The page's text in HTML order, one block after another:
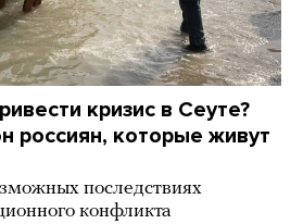
кризис в Сеуте?
россиян, которые живут
последствиях
конфликта